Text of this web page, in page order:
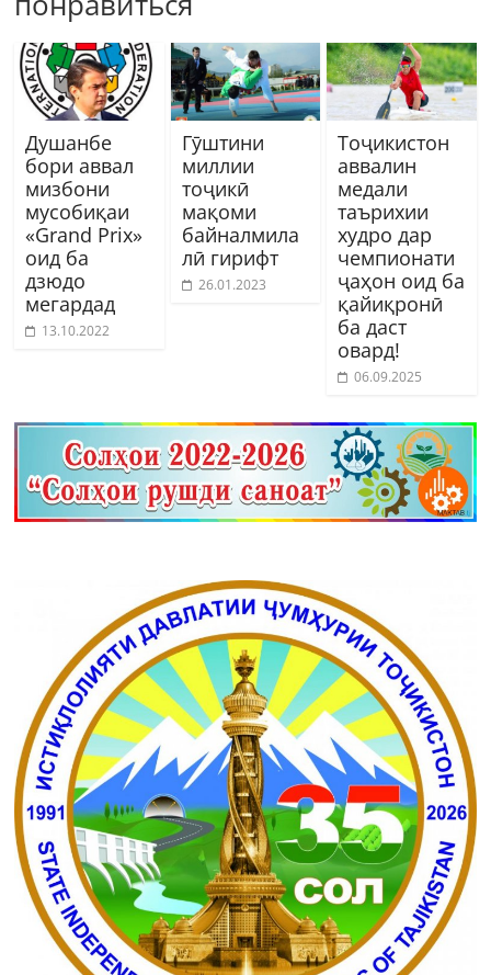
Душанбе
бори аввал
мизбони
мусобиқаи
«Grand Prix»
оид ба
дзюдо
мегардад
13.10.2022
Гӯштини
миллии
тоҷикӣ
мақоми
байналмила
лӣ гирифт
26.01.2023
Тоҷикистон
аввалин
медали
таърихии
худро дар
чемпионати
ҷаҳон оид ба
қайиқронӣ
ба даст
овард!
06.09.2025